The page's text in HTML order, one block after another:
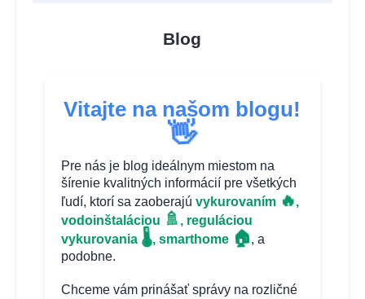
Blog
Vitajte na našom blogu!
👋
Pre nás je blog ideálnym miestom na
šírenie kvalitných informácií pre všetkých
ľudí, ktorí sa zaoberajú vykurovaním 🔥,
vodoinštaláciou 🚿, reguláciou
vykurovania 🌡️, smarthome 🏠, a
podobne.
Chceme vám prinášať správy na rozličné